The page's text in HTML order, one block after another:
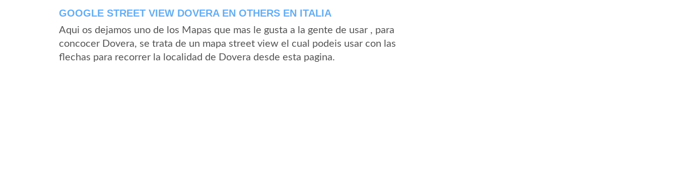
GOOGLE STREET VIEW DOVERA EN OTHERS EN ITALIA
Aqui os dejamos uno de los Mapas que mas le gusta a la gente de usar , para
concocer Dovera, se trata de un mapa street view el cual podeis usar con las
flechas para recorrer la localidad de Dovera desde esta pagina.